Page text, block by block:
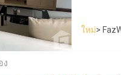
กิโลเมต
ประมาณ
ตาราง
WiFi- ฟิ
ระบบเก
ความสุข
Replay
จะโดด
จัดสรรสิ่
บริการ
ใหม่>
ง